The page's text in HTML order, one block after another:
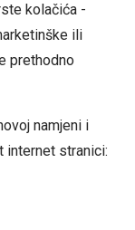
kolačića -
ili
prethodno
namjeni i
internet stranici: